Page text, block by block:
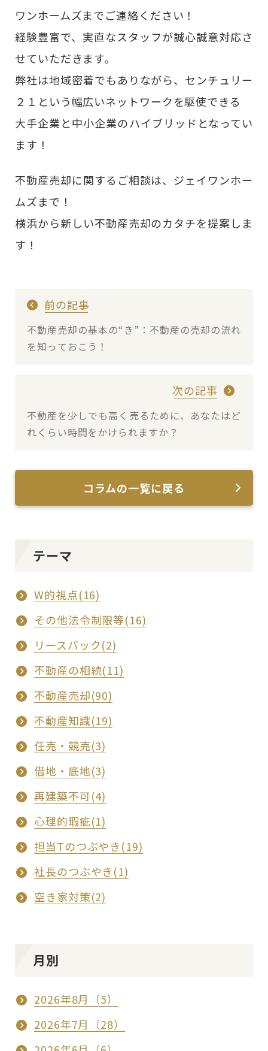
ワンホームズまでご連絡ください！
経験豊富で、実直なスタッフが誠心誠意対応さ
せていただきます。
弊社は地域密着でもありながら、センチュリー
２１という幅広いネットワークを駆使できる
大手企業と中小企業のハイブリッドとなってい
ます！
不動産売却に関するご相談は、ジェイワンホー
ムズまで！
横浜から新しい不動産売却のカタチを提案しま
す！
前の記事
不動産売却の基本の“き”：不動産の売却の流れ
を知っておこう！
次の記事
不動産を少しでも高く売るために、あなたはど
れくらい時間をかけられますか？
コラムの一覧に戻る
テーマ
W的視点(16)
その他法令制限等(16)
リースバック(2)
不動産の相続(11)
不動産売却(90)
不動産知識(19)
任売・競売(3)
借地・底地(3)
再建築不可(4)
心理的瑕疵(1)
担当Tのつぶやき(19)
社長のつぶやき(1)
空き家対策(2)
月別
2026年8月（5）
2026年7月（28）